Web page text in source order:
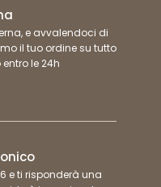
e avvalendoci di
il tuo ordine su tutto
le 24h
e ti risponderà una